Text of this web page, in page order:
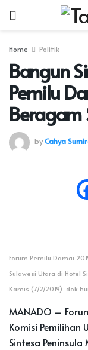
Home Politik
Bangun
Pemilu
Beragam
byCahya
Forum Pemilu Damai
Sulawesi Utara di Hotel
Kamis (7/2/2019).
MANADO –
Komisi Pemilihan
Sintesa